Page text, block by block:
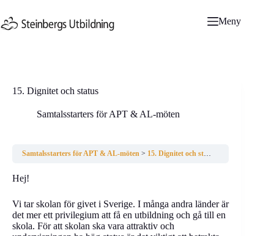
till
innehåll
Meny
15. Dignitet och status
Samtalsstarters för APT & AL-möten
Samtalsstarters för APT & AL-möten 15. Dignitet och status
Hej!
Vi tar skolan för givet i Sverige. I många andra länder är
det mer ett privilegium att få en utbildning och gå till en
skola. För att skolan ska vara attraktiv och